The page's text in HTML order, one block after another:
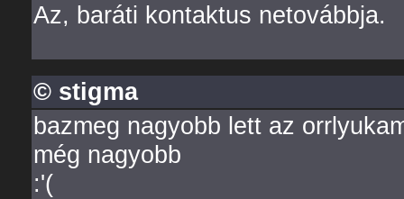
Az, baráti kontaktus netovábbja.
© stigma
bazmeg nagyobb lett az
még nagyobb
:'(